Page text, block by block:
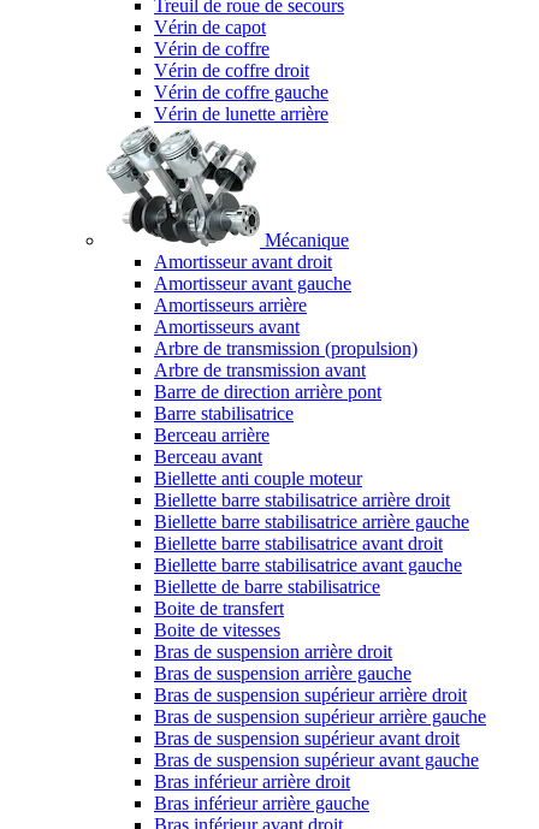
Treuil de roue de secours
Vérin de capot
Vérin de coffre
Vérin de coffre droit
Vérin de coffre gauche
Vérin de lunette arrière
Mécanique
Amortisseur avant droit
Amortisseur avant gauche
Amortisseurs arrière
Amortisseurs avant
Arbre de transmission (propulsion)
Arbre de transmission avant
Barre de direction arrière pont
Barre stabilisatrice
Berceau arrière
Berceau avant
Biellette anti couple moteur
Biellette barre stabilisatrice arrière droit
Biellette barre stabilisatrice arrière gauche
Biellette barre stabilisatrice avant droit
Biellette barre stabilisatrice avant gauche
Biellette de barre stabilisatrice
Boite de transfert
Boite de vitesses
Bras de suspension arrière droit
Bras de suspension arrière gauche
Bras de suspension supérieur arrière droit
Bras de suspension supérieur arrière gauche
Bras de suspension supérieur avant droit
Bras de suspension supérieur avant gauche
Bras inférieur arrière droit
Bras inférieur arrière gauche
Bras inférieur avant droit